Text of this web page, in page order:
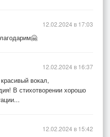
12.02.2024 в 17:03
вокал,
В стихотворении хорошо
12.02.2024 в 16:37
12.02.2024 в 15:42